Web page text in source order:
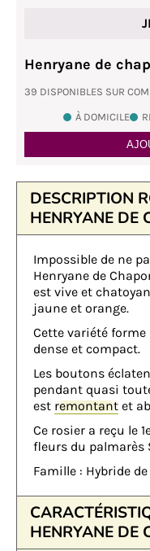
Henryane de
39 DISPONIBLES SUR
À DOMICILE
DESCRIPTION
HENRYANE DE
Impossible de ne
Henryane de
est vive et
jaune et orange.
Cette variété
dense et compact.
Les boutons
pendant quasi
est remontant et
Ce rosier a reçu le
fleurs du palmarès
Famille : Hybride de
HENRYANE DE